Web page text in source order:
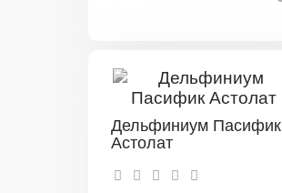
Дельфиниум Пасифик
Астолат